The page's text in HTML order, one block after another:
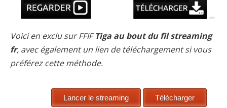
Voici en exclu sur FFIFTiga au bout du fil streaming
fr, avec également un lien de téléchargement si vous
préférez cette méthode.